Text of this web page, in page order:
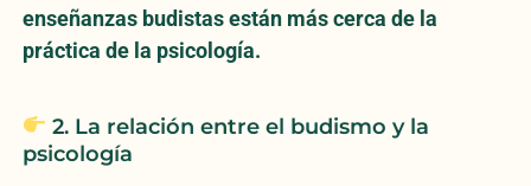
enseñanzas budistas están más cerca de la
práctica de la psicología.
2. La relación entre el budismo y la
psicología